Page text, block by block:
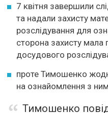
7 квітня завершили
та надали захисту
розслідування для
сторона захисту мала
досудового
проте Тимошенко
на ознайомлення з
Тимошенко